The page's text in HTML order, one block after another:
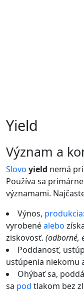
Yield
význam a
Slovo yield nemá
Používa sa
významami.
Výnos, produkcia:
vyrobenéalebo
ziskovosť. (odborné,
Poddanosť,
ustúpenia niekomu
Ohýbať sa,
sa pod tlakom bez